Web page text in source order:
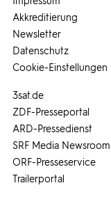
3sat.de
ZDF-Presseportal
ARD-Pressedienst
SRF Media Newsroom
ORF-Presseservice
Trailerportal
Akkreditierung
Newsletter
Datenschutz
Cookie-Einstellungen